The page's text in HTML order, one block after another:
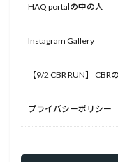
HAQ portalの中の人
Instagram Gallery
【9/2 CBR RUN】
プライバシーポリシー